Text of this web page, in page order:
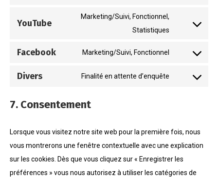
service
maps
YouTube
Marketing/Suivi, Fonctionnel,
Statistiques
service
Facebook
Marketing/Suivi, Fonctionnel
Divers
Finalité en attente d’enquête
7. Consentement
Lorsque vous visitez notre site web pour la première fois, nous
vous montrerons une fenêtre contextuelle avec une explication
sur les cookies. Dès que vous cliquez sur « Enregistrer les
préférences » vous nous autorisez à utiliser les catégories de